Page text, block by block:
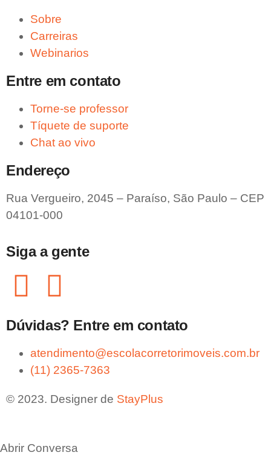
Sobre
Carreiras
Webinarios
Entre em contato
Torne-se professor
Tíquete de suporte
Chat ao vivo
Endereço
Rua Vergueiro, 2045 – Paraíso, São Paulo – CEP
04101-000
© 2023. Designer de StayPlus
Dúvidas? Entre em contato
atendimento@escolacorretorimoveis.com.br
(11) 2365-7363
Siga a gente
Abrir Conversa